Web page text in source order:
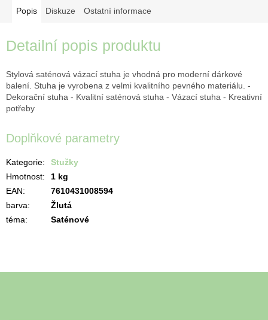
Popis Diskuze Ostatní informace
Detailní popis produktu
Stylová saténová vázací stuha je vhodná pro moderní dárkové
balení. Stuha je vyrobena z velmi kvalitního pevného materiálu. -
Dekorační stuha - Kvalitní saténová stuha - Vázací stuha - Kreativní
potřeby
Doplňkové parametry
Kategorie:
Stužky
Hmotnost:
1 kg
EAN:
7610431008594
barva:
Žlutá
téma: Saténové